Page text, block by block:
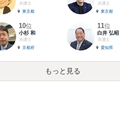
弁護士
東京都
弁護士
東京都
10位
小杉 和
弁護士
京都府
11位
白井 弘昭
弁護士
愛知県
もっと見る